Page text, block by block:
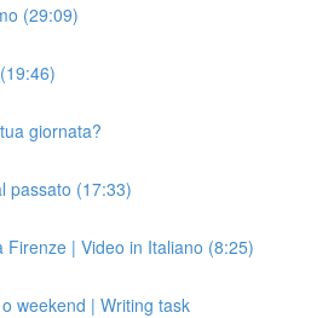
(29:09)
giornata?
passato (17:33)
Firenze | Video in Italiano (8:25)
weekend | Writing task